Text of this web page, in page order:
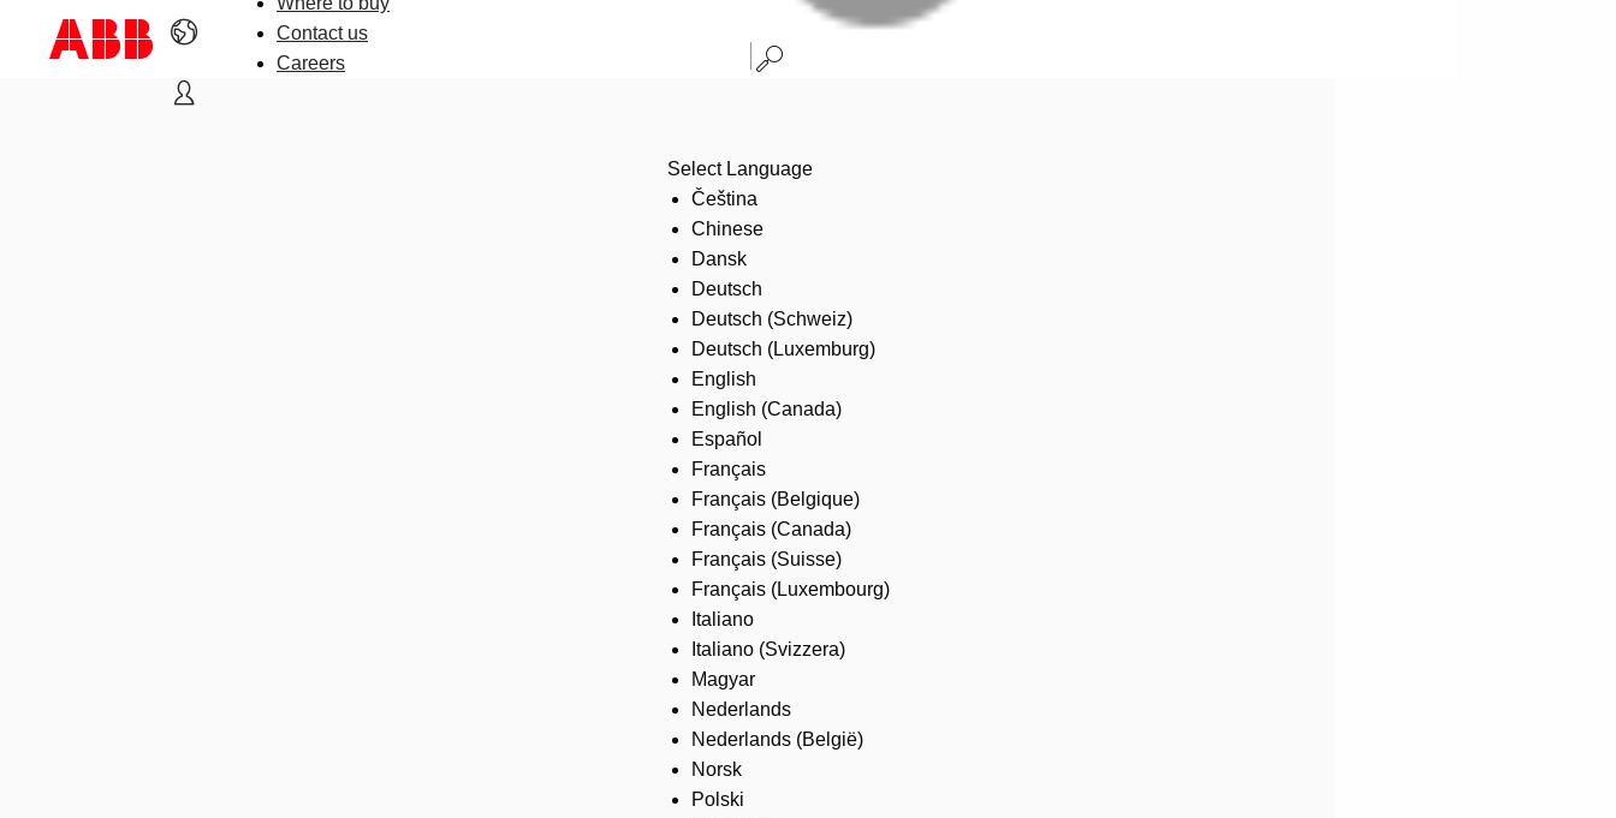
Contact us
Careers
Select Language
Čeština
Chinese
Dansk
Deutsch
Deutsch (Schweiz)
Deutsch (Luxemburg)
English
English (Canada)
Español
Français
Français (Belgique)
Français (Canada)
Français (Suisse)
Français (Luxembourg)
Italiano
Italiano (Svizzera)
Magyar
Nederlands
Nederlands (België)
Norsk
Polski